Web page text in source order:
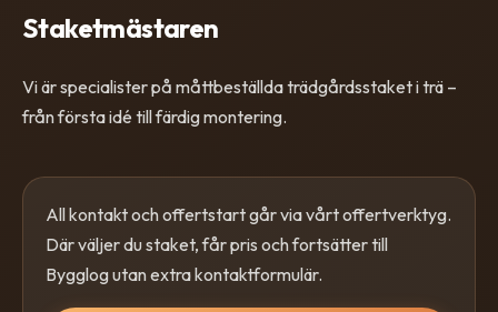
Staketmästaren
Vi är specialister på måttbeställda trädgårdsstaket i trä –
från första idé till färdig montering.
All kontakt och offertstart går via vårt offertverktyg.
Där väljer du staket, får pris och fortsätter till
Bygglog utan extra kontaktformulär.